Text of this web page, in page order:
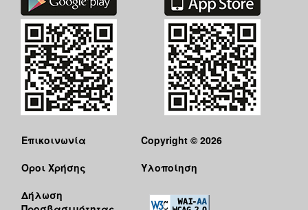
Επικοινωνία
Όροι Χρήσης
Δήλωση
Copyright © 2026
Υλοποίηση